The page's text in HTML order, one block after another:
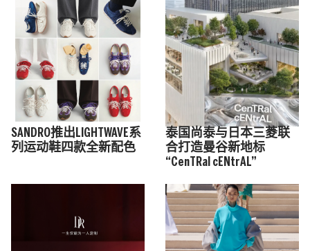
SANDRO推出LIGHTWAVE系
列运动鞋四款全新配色
泰国尚泰与日本三菱联
合打造曼谷新地标
“CenTRal cENtrAL”